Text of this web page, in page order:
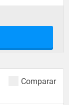
Comparar